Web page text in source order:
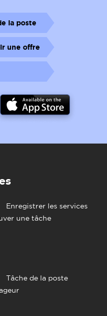
la poste
une offre
Enregistrer les services
une tâche
Tâche de la poste